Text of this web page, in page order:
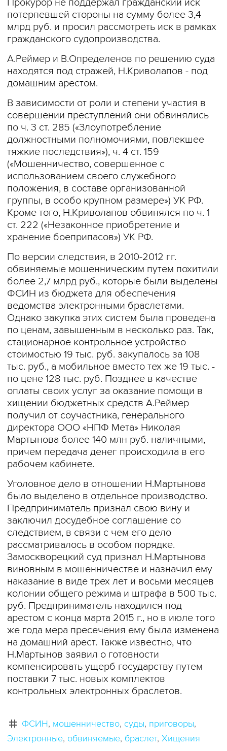
Прокурор не поддержал гражданский иск
потерпевшей стороны на сумму более 3,4
млрд руб. и просил рассмотреть иск в рамках
гражданского судопроизводства.
А.Реймер и В.Определенов по решению суда
находятся под стражей, Н.Криволапов - под
домашним арестом.
В зависимости от роли и степени участия в
совершении преступлений они обвинялись
по ч. 3 ст. 285 («Злоупотребление
должностными полномочиями, повлекшее
тяжкие последствия»), ч. 4 ст. 159
(«Мошенничество, совершенное с
использованием своего служебного
положения, в составе организованной
группы, в особо крупном размере») УК РФ.
Кроме того, Н.Криволапов обвинялся по ч. 1
ст. 222 («Незаконное приобретение и
хранение боеприпасов») УК РФ.
По версии следствия, в 2010-2012 гг.
обвиняемые мошенническим путем похитили
более 2,7 млрд руб., которые были выделены
ФСИН из бюджета для обеспечения
ведомства электронными браслетами.
Однако закупка этих систем была проведена
по ценам, завышенным в несколько раз. Так,
стационарное контрольное устройство
стоимостью 19 тыс. руб. закупалось за 108
тыс. руб., а мобильное вместо тех же 19 тыс. -
по цене 128 тыс. руб. Позднее в качестве
оплаты своих услуг за оказание помощи в
хищении бюджетных средств А.Реймер
получил от соучастника, генерального
директора ООО «НПФ Мета» Николая
Мартынова более 140 млн руб. наличными,
причем передача денег происходила в его
рабочем кабинете.
Уголовное дело в отношении Н.Мартынова
было выделено в отдельное производство.
Предприниматель признал свою вину и
заключил досудебное соглашение со
следствием, в связи с чем его дело
рассматривалось в особом порядке.
Замоскворецкий суд признал Н.Мартынова
виновным в мошенничестве и назначил ему
наказание в виде трех лет и восьми месяцев
колонии общего режима и штрафа в 500 тыс.
руб. Предприниматель находился под
арестом с конца марта 2015 г., но в июле того
же года мера пресечения ему была изменена
на домашний арест. Также известно, что
Н.Мартынов заявил о готовности
компенсировать ущерб государству путем
поставки 7 тыс. новых комплектов
контрольных электронных браслетов.
ФСИН мошенничество суды приговоры
Электронные обвиняемые браслет Хищения